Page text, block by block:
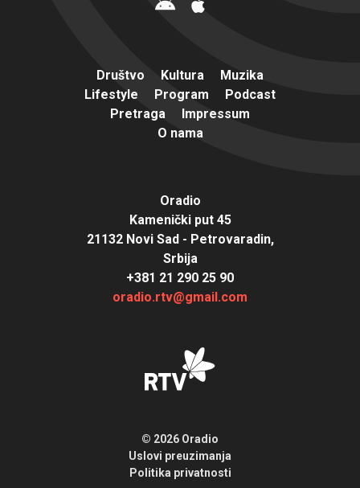
Društvo Kultura
Muzika
Lifestyle
Program
Podcast
Pretraga
Impressum
O nama
Oradio
Kamenički put 45
21132 Novi Sad - Petrovaradin,
Srbija
+381 21 290 25 90
oradio.rtv@gmail.com
© 2026 Oradio
Uslovi preuzimanja
Politika privatnosti